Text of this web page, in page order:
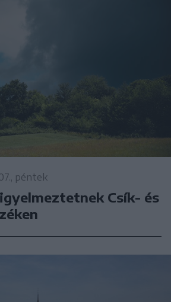
péntek
Csík- és